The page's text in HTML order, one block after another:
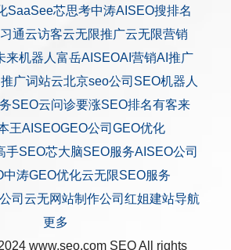
SaaSee芯思考中涛AISEO搜排名
通云访客云无限推广云无限营销
来机器人 富岳AISEOAI营销AI推广
广词站云北京seo公司 SEO机器人
SEO云问诊要涨SEO排名有客来
王AISEOGEO公司 GEO优化
手SEO芯大脑SEO服务AISEO公司
中涛GEO优化云无限SEO服务
司 云无网站制作公司 红姐建站导航
更多
www.seo.com SEOAll rights